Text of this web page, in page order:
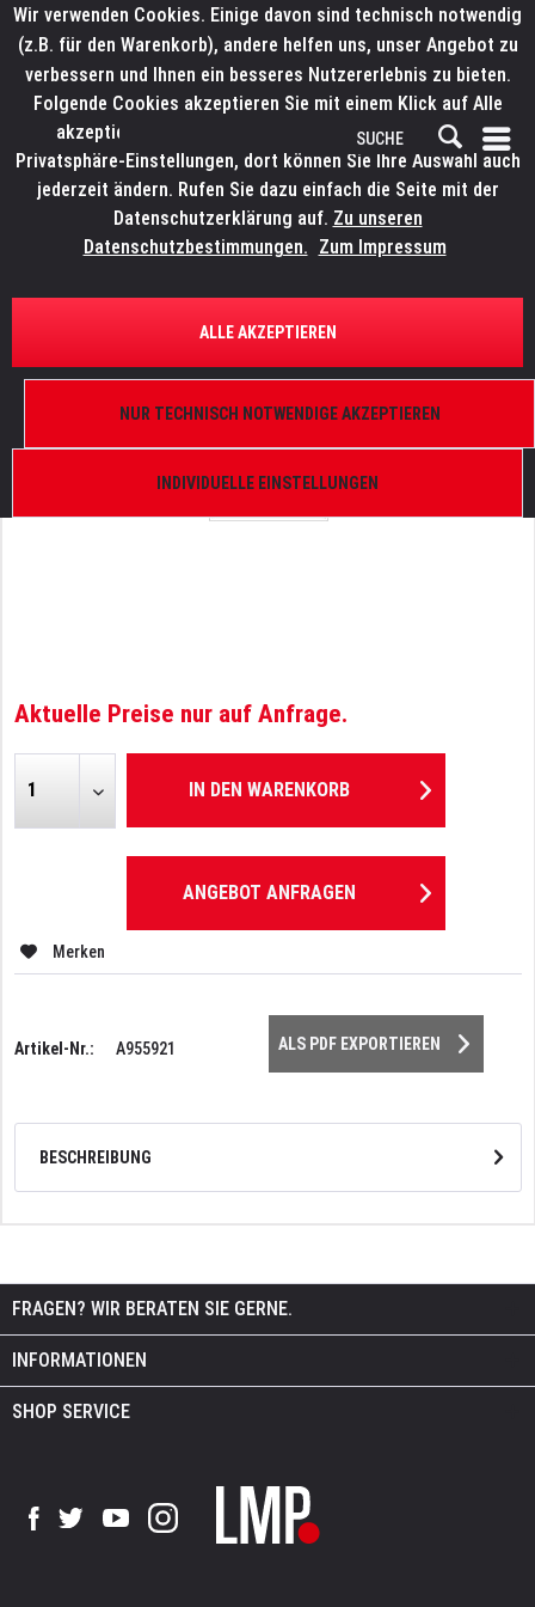
ÜBERSICHT ERSATZTEILE
LITECRAFT HELD FCL/ SLNT WW
Aktuelle Preise nur auf Anfrage.
IN DEN WARENKORB
ANGEBOT ANFRAGEN
Merken
Artikel-Nr.: A955921 ALS PDF EXPORTIEREN
BESCHREIBUNG
FRAGEN? WIR BERATEN SIE GERNE.
INFORMATIONEN
SHOP SERVICE
Wir verwenden Cookies. Einige davon sind technisch notwendig
(z.B. für den Warenkorb), andere helfen uns, unser Angebot zu
verbessern und Ihnen ein besseres Nutzererlebnis zu bieten.
Folgende Cookies akzeptieren Sie mit einem Klick auf Alle
akzeptieren. Weitere Informationen finden Sie in den
Privatsphäre-Einstellungen, dort können Sie Ihre Auswahl auch
jederzeit ändern. Rufen Sie dazu einfach die Seite mit der
Datenschutzerklärung auf. Zu unseren
Datenschutzbestimmungen. Zum Impressum
INDIVIDUELLE EINSTELLUNGEN
NUR TECHNISCH NOTWENDIGE AKZEPTIEREN
ALLE AKZEPTIEREN